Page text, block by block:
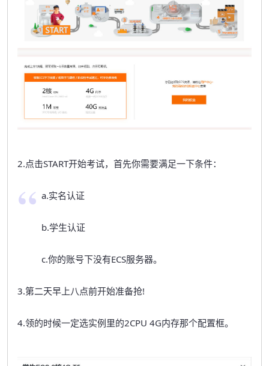
2.点击START开始考试，首先你需要满足一下条件：
a.实名认证
b.学生认证
c.你的账号下没有ECS服务器。
3.第二天早上八点前开始准备抢!
4.领的时候一定选实例里的2CPU 4G内存那个配置框。